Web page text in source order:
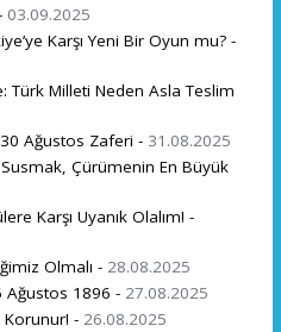
03.09.2025
Karşı Yeni Bir Oyun mu? -
Türk Milleti Neden Asla Teslim
Ağustos Zaferi - 31.08.2025
Susmak, Çürümenin En Büyük
Karşı Uyanık Olalım! -
Olmalı - 28.08.2025
Ağustos 1896 - 27.08.2025
Korunur! - 26.08.2025